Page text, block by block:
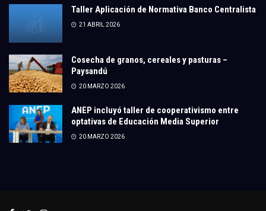
Taller Aplicación de Normativa Banco Centralista
21 ABRIL 2026
Cosecha de granos, cereales y pasturas –
Paysandú
20 MARZO 2026
ANEP incluyó taller de cooperativismo entre
optativas de Educación Media Superior
20 MARZO 2026